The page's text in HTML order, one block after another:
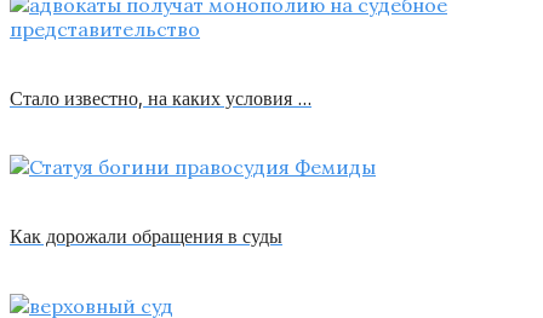
Стало известно, на каких условия …
Как дорожали обращения в суды